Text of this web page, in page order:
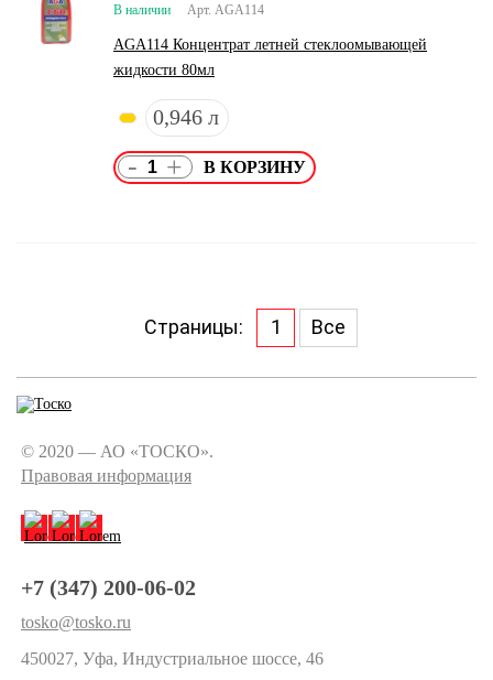
Арт. AGA114
В наличии
AGA114 Концентрат летней стеклоомывающей
жидкости 80мл
0,946 л
- +
Страницы: 1 Все
© 2020 — АО «ТОСКО».
Правовая информация
+7 (347) 200-06-02
tosko@tosko.ru
450027, Уфа, Индустриальное шоссе, 46